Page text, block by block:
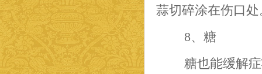
蒜切碎涂在伤口处
8、糖
糖也能缓解症